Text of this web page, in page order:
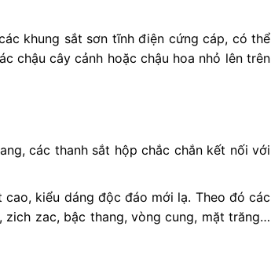
khung sắt sơn tĩnh điện cứng cáp, có thể
chậu cây cảnh hoặc chậu hoa nhỏ lên trên
các thanh sắt hộp chắc chắn kết nối với
kiểu dáng độc đáo mới lạ. Theo đó các
zac, bậc thang, vòng cung, mặt trăng…